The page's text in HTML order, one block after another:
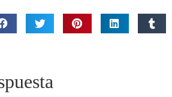
no será publicada.